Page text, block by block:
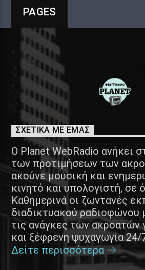
PAGES
ΣΧΕΤΙΚΑ ΜΕ ΕΜΑΣ
Ο Planet WebRadio ανήκει
των προτιμήσεων των
ακούνε μουσική και
κινητό και υπολογιστή, σε
Καθημερινά οι ζωντανές
διαδικτυακού ραδιοφώνου
τις ανάγκες των ακροατών
και ξέφρενη ψυχαγωγία 24/
Δείτε περισσότερα